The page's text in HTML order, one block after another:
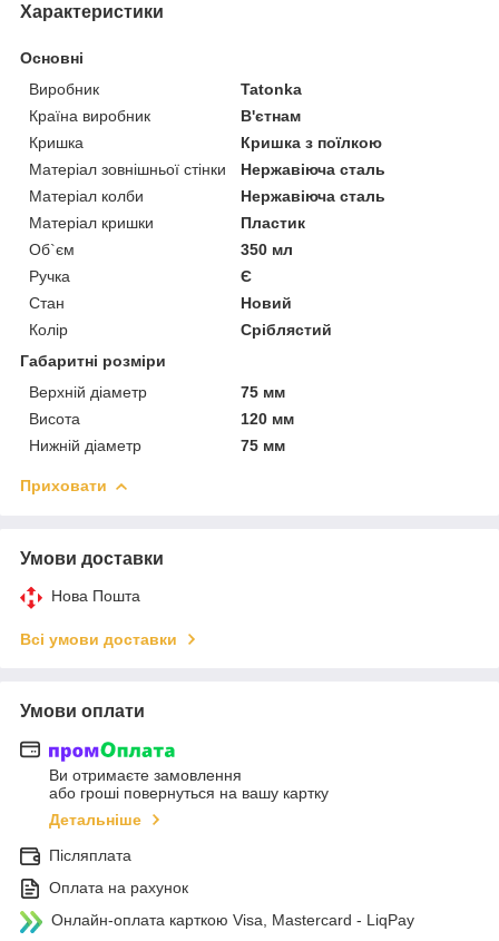
Характеристики
Основні
Виробник
Tatonka
Країна виробник
В'єтнам
Кришка
Кришка з поїлкою
Матеріал зовнішньої стінки
Нержавіюча сталь
Матеріал колби
Нержавіюча сталь
Матеріал кришки
Пластик
Об`єм
350 мл
Ручка
Є
Стан
Новий
Колір
Сріблястий
Габаритні розміри
Верхній діаметр
75 мм
Висота
120 мм
Нижній діаметр
75 мм
Приховати
Умови доставки
Нова Пошта
Всі умови доставки
Умови оплати
Ви отримаєте замовлення
або гроші повернуться на вашу картку
Детальніше
Післяплата
Оплата на рахунок
Онлайн-оплата карткою Visa, Mastercard - LiqPay